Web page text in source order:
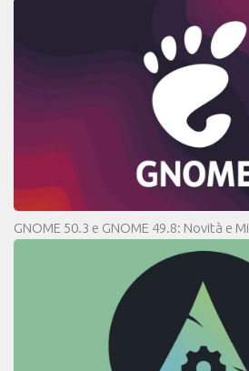
GNOME 50.3 e GNOME 49.8: Novità e